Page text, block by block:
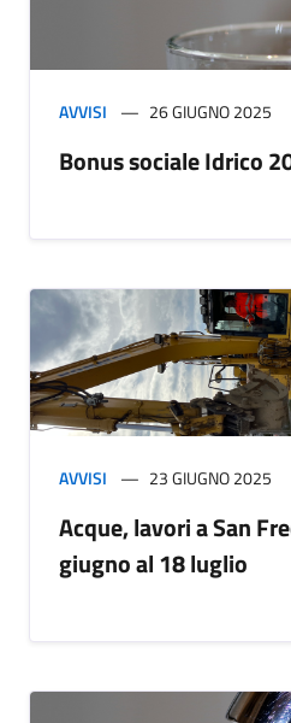
AVVISI 26 GIUGNO 2025
Bonus sociale Idrico
AVVISI 23 GIUGNO 2025
Acque, lavori a San
giugno al 18 luglio